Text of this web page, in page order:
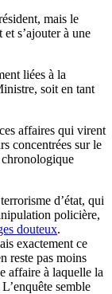
mais le
s’ajouter à une
liées à la
soit en tant
affaires qui virent
concentrées sur le
chronologique
d’état, qui
policière,
douteux.
exactement ce
reste pas moins
affaire à laquelle la
semble